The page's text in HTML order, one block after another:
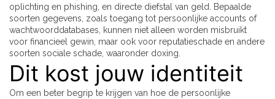
oplichting en phishing, en directe diefstal van geld. Bepaalde
soorten gegevens, zoals toegang tot persoonlijke accounts of
wachtwoorddatabases, kunnen niet alleen worden misbruikt
voor financieel gewin, maar ook voor reputatieschade en andere
soorten sociale schade, waaronder doxing.
Dit kost jouw identiteit
Om een beter begrip te krijgen van hoe de persoonlijke